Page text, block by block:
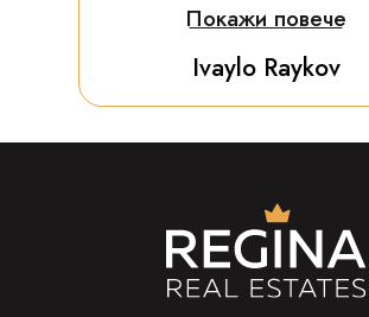
Покажи повече
Ivaylo Raykov